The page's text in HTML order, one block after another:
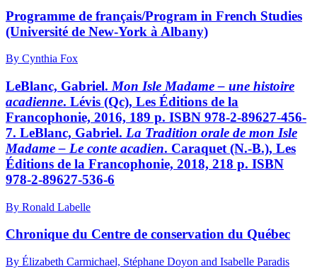
Programme de français/Program in French Studies
(Université de New-York à Albany)
By Cynthia Fox
LeBlanc, Gabriel. Mon Isle Madame – une histoire
acadienne. Lévis (Qc), Les Éditions de la
Francophonie, 2016, 189 p. ISBN 978-2-89627-456-
7. LeBlanc, Gabriel. La Tradition orale de mon Isle
Madame – Le conte acadien. Caraquet (N.-B.), Les
Éditions de la Francophonie, 2018, 218 p. ISBN
978-2-89627-536-6
By Ronald Labelle
Chronique du Centre de conservation du Québec
By Élizabeth Carmichael, Stéphane Doyon and Isabelle Paradis